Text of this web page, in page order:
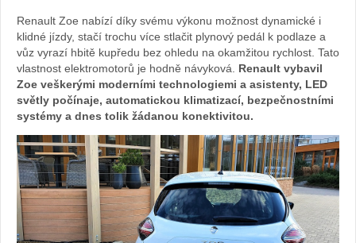
Renault Zoe nabízí díky svému výkonu možnost dynamické i
klidné jízdy, stačí trochu více stlačit plynový pedál k podlaze a
vůz vyrazí hbitě kupředu bez ohledu na okamžitou rychlost. Tato
vlastnost elektromotorů je hodně návyková. Renault vybavil
Zoe veškerými moderními technologiemi a asistenty, LED
světly počínaje, automatickou klimatizací, bezpečnostními
systémy a dnes tolik žádanou konektivitou.